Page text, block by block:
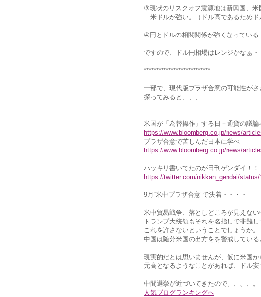
③現状のリスクオフ震源地は新興国、米
米ドルが強い。（ドル高であるためド
④円とドルの相関関係が強くなっている
ですので、ドル円相場はレンジかなぁ・
***************************
一部で、現代版プラザ合意の可能性が
探ってみると、、、
米国が「為替操作」する日－通貨の議
https://www.bloomberg.co.jp/news/
プラザ合意で苦しんだ日本に学べ
https://www.bloomberg.co.jp/news/
ハッキリ書いてたのが日刊ゲンダイ！！
https://twitter.com/nikkan_gendai/status/
9月“米中プラザ合意”で決着・・・・
米中貿易戦争、落としどころが見えな
トランプ大統領もそれを名指しで非難し
これを許さないということでしょうか。
中国は随分米国の出方をを警戒している
現実的だとは思いませんが、仮に米国か
元高となるようなことがあれば、ドル安
中間選挙が近づいてきたので、、、、。
人気ブログランキングへ